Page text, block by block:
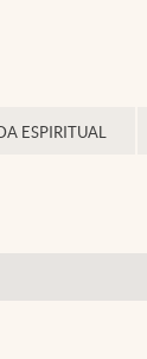
ESPIRITUAL